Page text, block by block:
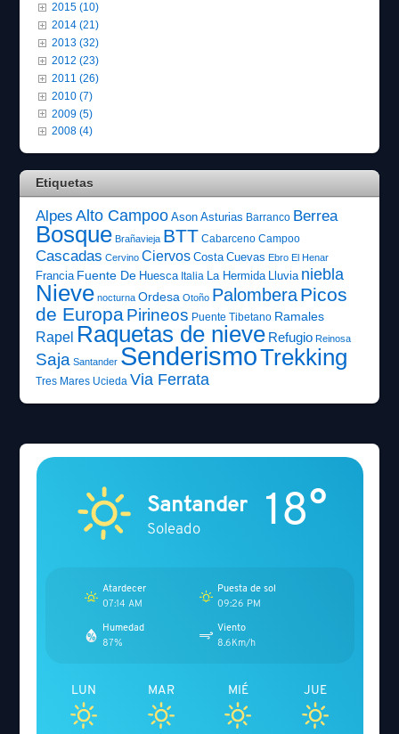
2015 (10)
2014 (21)
2013 (32)
2012 (23)
2011 (26)
2010 (7)
2009 (5)
2008 (4)
Etiquetas
Alpes Alto Campoo Ason Asturias Barranco Berrea
Bosque Brañavieja BTT Cabarceno Campoo
Cascadas Cervino Ciervos Costa Cuevas Ebro El Henar
Francia Fuente De Huesca Italia La Hermida Lluvia niebla
Nieve nocturna Ordesa Otoño PalomberaPicos
de EuropaPirineos Puente Tibetano Ramales
Rapel Raquetas de nieve Refugio Reinosa
Saja Santander SenderismoTrekking
Tres Mares Ucieda Via Ferrata
Santander
Soleado 18°
Atardecer
07:14 AM
Puesta de sol
09:26 PM
Humedad
87%
Viento
8.6Km/h
LUN MAR MIÉ JUE